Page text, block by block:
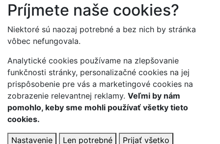
Príjmete naše cookies?
Niektoré sú naozaj potrebné a bez nich by stránka
vôbec nefungovala.
Analytické cookies používame na zlepšovanie
funkčnosti stránky, personalizačné cookies na jej
prispôsobenie pre vás a marketingové cookies na
zobrazenie relevantnej reklamy. Veľmi by nám
pomohlo, keby sme mohli používať všetky tieto
cookies.
Nastavenie Len potrebné Prijať všetko